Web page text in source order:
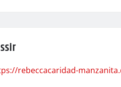
rebeccacaridad-